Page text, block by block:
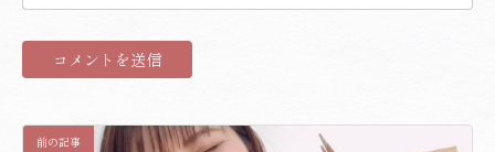
前の記事